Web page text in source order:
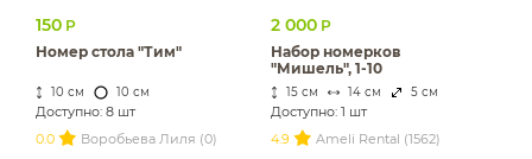
150 Р
Номер стола "Тим"
10 см 10 см
Доступно: 8 шт
0.0
Воробьева Лиля (0)
2 000 Р
Набор номерков
"Мишель", 1-10
15 см 14 см 5 см
Доступно: 1 шт
4.9
Ameli Rental (1562)